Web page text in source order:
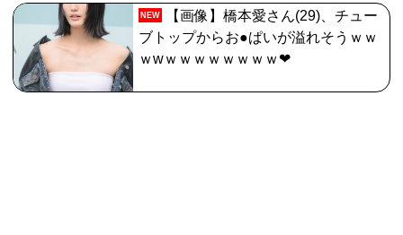
NEW
【画像】橋本愛さん(29)、チュー
ブトップからお●ぱいが溢れそうｗｗ
ｗwｗｗｗｗｗｗｗｗ❤